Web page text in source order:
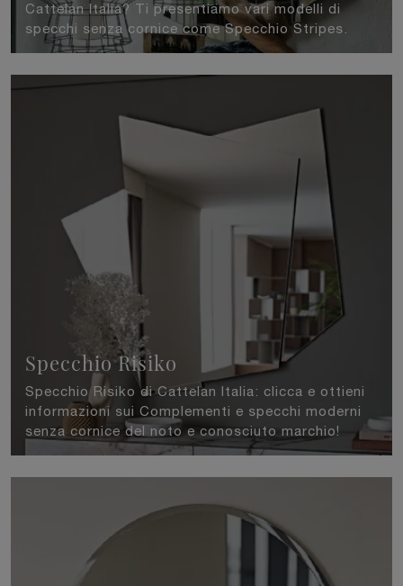
Cattelan Italia? Ti presentiamo vari modelli di
specchi senza cornice come Specchio Stripes.
Specchio Risiko
Specchio Risiko di Cattelan Italia: clicca e ottieni
informazioni sui Complementi e specchi moderni
senza cornice del noto e conosciuto marchio!